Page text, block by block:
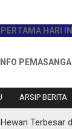
HARI INI
PEMASANGAN
ARSIP BERITA
Terbesar